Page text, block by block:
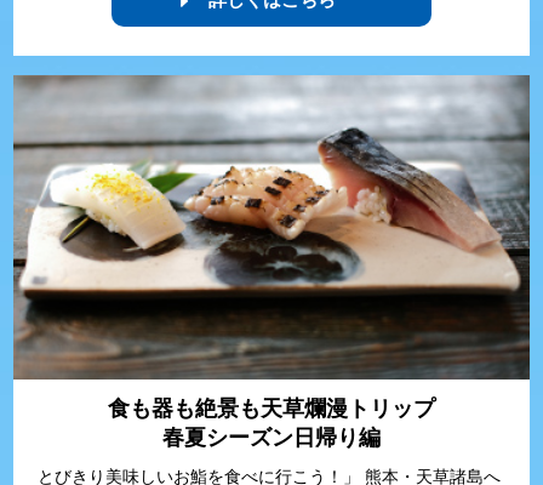
食も器も絶景も天草爛漫トリップ
春夏シーズン日帰り編
とびきり美味しいお鮨を食べに行こう！」 熊本・天草諸島へ